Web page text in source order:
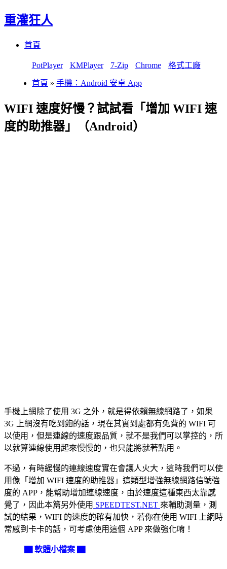
重灌狂人
首頁
PotPlayer KMPlayer 7-Zip Chrome 格式工廠
首頁 » 手機：Android 安卓 App
WIFI 速度好慢？試試看「增加 WIFI 速
度的助推器」（Android）
手機上網除了使用 3G 之外，就是得依賴無線網路了，如果
3G 上網沒有吃到飽的話，現在其實到處都有免費的 WIFI 可
以使用，但是連線的速度跟品質，就不是我們可以掌控的，所
以就算連線使用起來慢慢的，也只能將就著點用。
不過，有時緩慢的連線速度實在會讓人火大，這時我們可以使
用像「增加 WIFI 速度的助推器」這類型增強無線網路信號強
度的 APP，能幫助增加連線速度，由於速度這種東西太靠感
覺了，因此本篇另外使用 SPEEDTEST.NET 來輔助測量，測
試的結果，WIFI 的速度的確有加快，若你在使用 WIFI 上網時
常感到卡卡的話，可考慮使用這個 APP 來做強化唷！
▇ 軟體小檔案 ▇